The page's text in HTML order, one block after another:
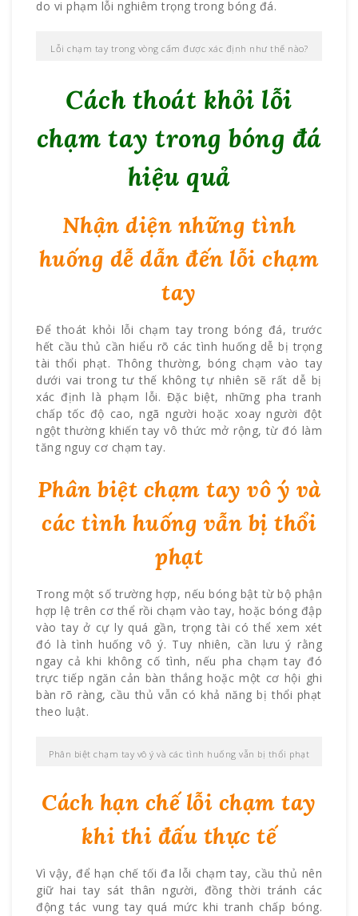
do vi phạm lỗi nghiêm trọng trong bóng đá.
Lỗi chạm tay trong vòng cấm được xác định như thế nào?
Cách thoát khỏi lỗi
chạm tay trong bóng đá
hiệu quả
Nhận diện những tình
huống dễ dẫn đến lỗi chạm
tay
Để thoát khỏi lỗi chạm tay trong bóng đá, trước
hết cầu thủ cần hiểu rõ các tình huống dễ bị trọng
tài thổi phạt. Thông thường, bóng chạm vào tay
dưới vai trong tư thế không tự nhiên sẽ rất dễ bị
xác định là phạm lỗi. Đặc biệt, những pha tranh
chấp tốc độ cao, ngã người hoặc xoay người đột
ngột thường khiến tay vô thức mở rộng, từ đó làm
tăng nguy cơ chạm tay.
Phân biệt chạm tay vô ý và
các tình huống vẫn bị thổi
phạt
Trong một số trường hợp, nếu bóng bật từ bộ phận
hợp lệ trên cơ thể rồi chạm vào tay, hoặc bóng đập
vào tay ở cự ly quá gần, trọng tài có thể xem xét
đó là tình huống vô ý. Tuy nhiên, cần lưu ý rằng
ngay cả khi không cố tình, nếu pha chạm tay đó
trực tiếp ngăn cản bàn thắng hoặc một cơ hội ghi
bàn rõ ràng, cầu thủ vẫn có khả năng bị thổi phạt
theo luật.
Phân biệt chạm tay vô ý và các tình huống vẫn bị thổi phạt
Cách hạn chế lỗi chạm tay
khi thi đấu thực tế
Vì vậy, để hạn chế tối đa lỗi chạm tay, cầu thủ nên
giữ hai tay sát thân người, đồng thời tránh các
động tác vung tay quá mức khi tranh chấp bóng.